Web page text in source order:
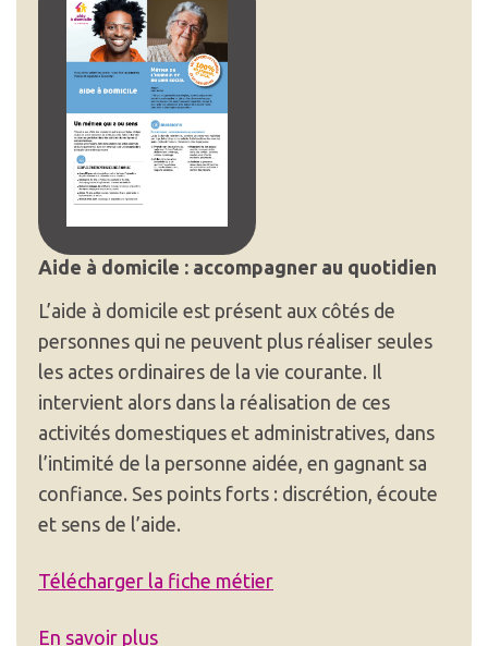
Aide à domicile : accompagner au quotidien
L’aide à domicile est présent aux côtés de
personnes qui ne peuvent plus réaliser seules
les actes ordinaires de la vie courante. Il
intervient alors dans la réalisation de ces
activités domestiques et administratives, dans
l’intimité de la personne aidée, en gagnant sa
confiance. Ses points forts : discrétion, écoute
et sens de l’aide.
Télécharger la fiche métier
En savoir plus